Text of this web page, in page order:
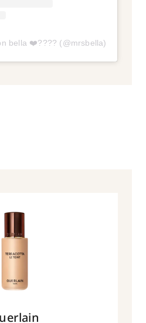
bella ❤️‍???? (@mrsbella)